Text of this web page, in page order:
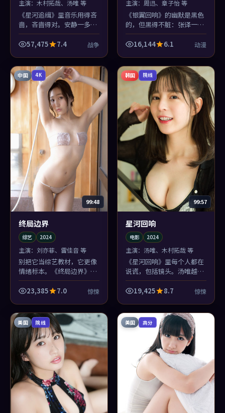
主演： 木村拓哉、汤唯 等
《星河追缉》里音乐用得吝
啬，吝啬得对。安静一多，
汤唯的呼吸声都像剧情——
这是战争片里少见的「听觉
57,475 7.4 战争
主演： 周迅、章子怡 等
《银翼回响》的幽默是黑色
的，但黑得不脏：张译一句
吐槽能逗笑全场，下一秒你
又为自己笑了而内疚——这
16,144 6.1 动漫
中国 4K
99:48
终局边界
综艺 2024
主演： 刘亦菲、雷佳音 等
别把它当综艺教材，它更像
情绪标本。《终局边界》把
执念切片染色，放在旧公寓
天台的显微镜下——雷佳音
23,385 7.0 惊悚
韩国 院线
99:57
星河回响
电影 2024
主演：汤唯、木村拓哉 等
《星河回响》里每个人都在
说谎，包括镜头。汤唯越是
诚恳，你越不敢信；这种黏
腻的电影，看一部少一部。
19,425 8.7 惊悚
美国 院线 美国 高分